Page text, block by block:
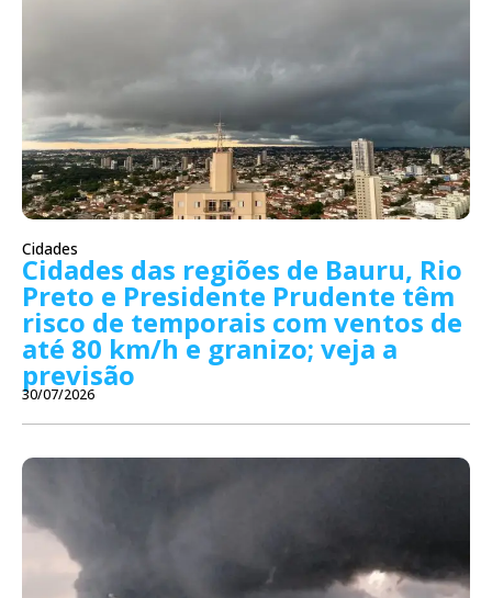
Cidades
Cidades das regiões de Bauru, Rio
Preto e Presidente Prudente têm
risco de temporais com ventos de
até 80 km/h e granizo; veja a
previsão
30/07/2026